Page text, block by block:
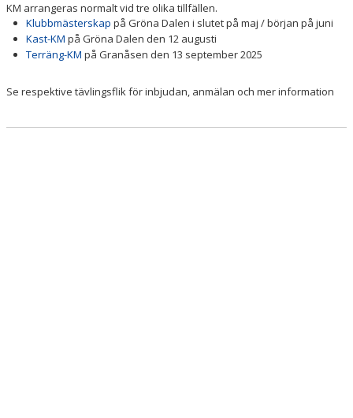
KM arrangeras normalt vid tre olika tillfällen.
Klubbmästerskap på Gröna Dalen i slutet på maj / början på juni
Kast-KM på Gröna Dalen den 12 augusti
Terräng-KM på Granåsen den 13 september 2025
Se respektive tävlingsflik för inbjudan, anmälan och mer information